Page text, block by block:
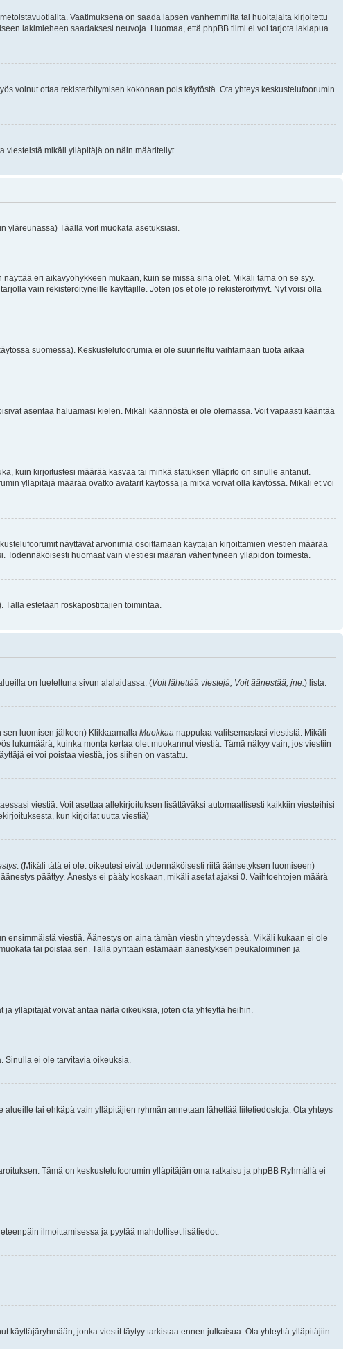
Vaatimuksena on saada lapsen vanhemmilta tai huoltajalta kirjoitettu
lakimieheen saadaksesi neuvoja. Huomaa, että phpBB tiimi ei voi tarjota lakiapua
voinut ottaa rekisteröitymisen kokonaan pois käytöstä. Ota yhteys keskustelufoorumin
viesteistä mikäli ylläpitäjä on näin määritellyt.
yläreunassa) Täällä voit muokata asetuksiasi.
eri aikavyöhykkeen mukaan, kuin se missä sinä olet. Mikäli tämä on se syy.
vain rekisteröityneille käyttäjille. Joten jos et ole jo rekisteröitynyt. Nyt voisi olla
suomessa). Keskustelufoorumia ei ole suuniteltu vaihtamaan tuota aikaa
asentaa haluamasi kielen. Mikäli käännöstä ei ole olemassa. Voit vapaasti kääntää
kuin kirjoitustesi määrää kasvaa tai minkä statuksen ylläpito on sinulle antanut.
ylläpitäjä määrää ovatko avatarit käytössä ja mitkä voivat olla käytössä. Mikäli et voi
näyttävät arvonimiä osoittamaan käyttäjän kirjoittamien viestien määrää
huomaat vain viestiesi määrän vähentyneen ylläpidon toimesta.
estetään roskapostittajien toimintaa.
on lueteltuna sivun alalaidassa. (Voit lähettää viestejä, Voit äänestää, jne. ) lista.
sen luomisen jälkeen) Klikkaamalla Muokkaa nappulaa valitsemastasi viestistä. Mikäli
lukumäärä, kuinka monta kertaa olet muokannut viestiä. Tämä näkyy vain, jos viestiin
ei voi poistaa viestiä, jos siihen on vastattu.
viestiä. Voit asettaa allekirjoituksen lisättäväksi automaattisesti kaikkiin viesteihisi
kun kirjoitat uutta viestiä)
. (Mikäli tätä ei ole. oikeutesi eivät todennäköisesti riitä äänsetyksen luomiseen)
päättyy. Änestys ei pääty koskaan, mikäli asetat ajaksi 0. Vaihtoehtojen määrä
viestiä. Äänestys on aina tämän viestin yhteydessä. Mikäli kukaan ei ole
tai poistaa sen. Tällä pyritään estämään äänestyksen peukaloiminen ja
ylläpitäjät voivat antaa näitä oikeuksia, joten ota yhteyttä heihin.
Sinulla ei ole tarvitavia oikeuksia.
tai ehkäpä vain ylläpitäjien ryhmän annetaan lähettää liitetiedostoja. Ota yhteys
Tämä on keskustelufoorumin ylläpitäjän oma ratkaisu ja phpBB Ryhmällä ei
ilmoittamisessa ja pyytää mahdolliset lisätiedot.
käyttäjäryhmään, jonka viestit täytyy tarkistaa ennen julkaisua. Ota yhteyttä ylläpitäjiin